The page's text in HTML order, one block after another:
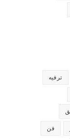
ترفيه
فن